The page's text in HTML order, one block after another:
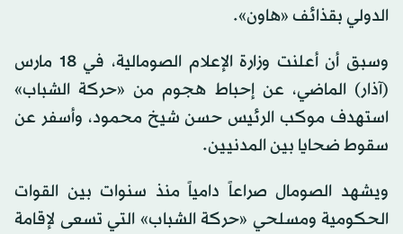
الدولي بقذائف «هاون».
وسبق أن أعلنت وزارة الإعلام الصومالية، في 18 مارس
(آذار) الماضي، عن إحباط هجوم من «حركة الشباب»
استهدف موكب الرئيس حسن شيخ محمود، وأسفر عن
سقوط ضحايا بين المدنيين.
ويشهد الصومال صراعاً دامياً منذ سنوات بين القوات
الحكومية ومسلحي «حركة الشباب» التي تسعى لإقامة